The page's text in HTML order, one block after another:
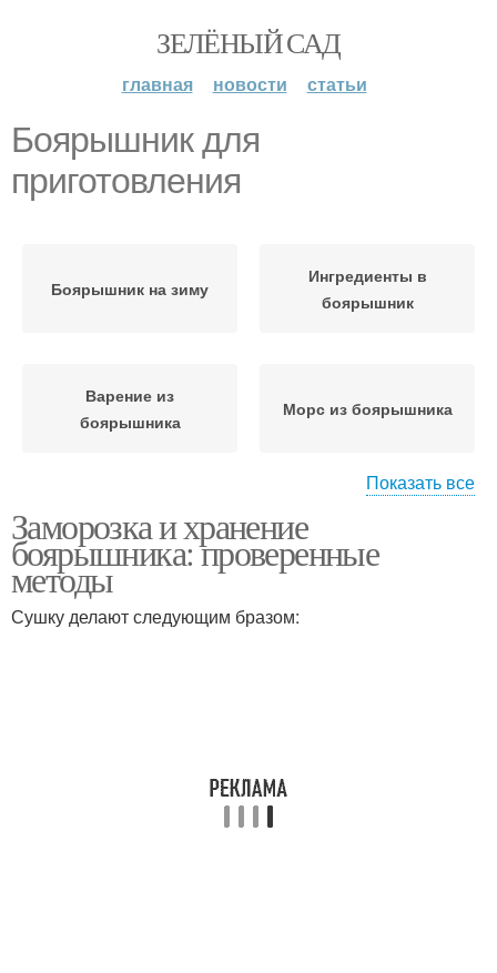
ЗЕЛЁНЫЙ САД
главная новости статьи
Боярышник для
приготовления
Боярышник на зиму
Ингредиенты в
боярышник
Варение из
боярышника
Морс из боярышника
Компот из боярышника Пирог с боярышником
Показать все
Заморозка и хранение
боярышника: проверенные
методы
Сушку делают следующим бразом: